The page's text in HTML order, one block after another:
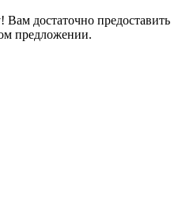
достаточно предоставить
предложении.